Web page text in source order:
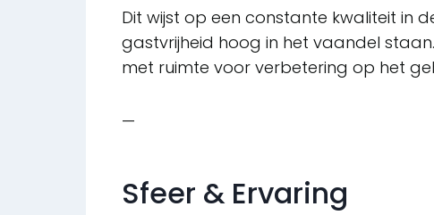
Dit wijst op een constante kwaliteit in
gastvrijheid hoog in het vaandel
met ruimte voor verbetering op het
—
Sfeer & Ervaring